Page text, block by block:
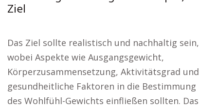
Ziel
Das Ziel sollte realistisch und nachhaltig sein,
wobei Aspekte wie Ausgangsgewicht,
Körperzusammensetzung, Aktivitätsgrad und
gesundheitliche Faktoren in die Bestimmung
des Wohlfühl-Gewichts einfließen sollten. Das